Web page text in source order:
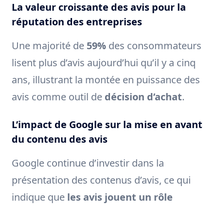
La valeur croissante des avis pour la
réputation des entreprises
Une majorité de 59% des consommateurs
lisent plus d’avis aujourd’hui qu’il y a cinq
ans, illustrant la montée en puissance des
avis comme outil de décision d’achat.
L’impact de Google sur la mise en avant
du contenu des avis
Google continue d’investir dans la
présentation des contenus d’avis, ce qui
indique que les avis jouent un rôle